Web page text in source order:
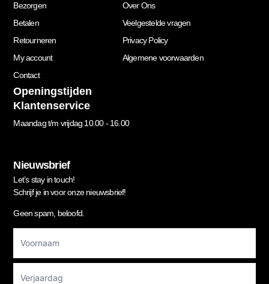
Bezorgen
Betalen
Retourneren
My account
Contact
Over Ons
Veelgestelde vragen
Privacy Policy
Algemene voorwaarden
Openingstijden
Klantenservice
Maandag t/m vrijdag 10.00 - 16.00
Nieuwsbrief
Let’s stay in touch!
Schrijf je in voor onze nieuwsbrief!
Geen spam, beloofd.
Newsletter